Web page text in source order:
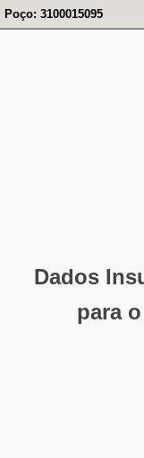
Poço: 3100015095